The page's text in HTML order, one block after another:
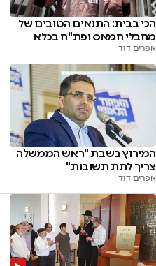
הכי בבית: התנאים הטובים של
מחבלי חמאס ופת"ח בכלא
אפרים דוד
המירוץ בשבת "ראש הממשלה
צריך לתת תשובות"
אפרים דוד